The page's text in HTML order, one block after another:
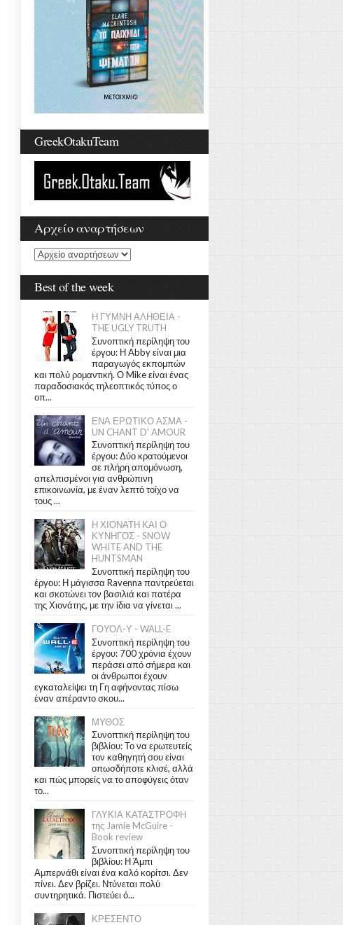
GreekOtakuTeam
Αρχείο αναρτήσεων
Best of the week
Η ΓΥΜΝΗ ΑΛΗΘΕΙΑ -
THE UGLY TRUTH
Συνοπτική περίληψη του
έργου: Η Abby είναι μια
παραγωγός εκπομπών
και πολύ ρομαντική. Ο Mike είναι ένας
παραδοσιακός τηλεοπτικός τύπος ο
οπ...
ΕΝΑ ΕΡΩΤΙΚΟ ΑΣΜΑ -
UN CHANT D' AMOUR
Συνοπτική περίληψη του
έργου: Δύο κρατούμενοι
σε πλήρη απομόνωση,
απελπισμένοι για ανθρώπινη
επικοινωνία, με έναν λεπτό τοίχο να
τους ...
Η ΧΙΟΝΑΤΗ ΚΑΙ Ο
ΚΥΝΗΓΟΣ - SNOW
WHITE AND THE
HUNTSMAN
Συνοπτική περίληψη του
έργου: Η μάγισσα Ravenna παντρεύεται
και σκοτώνει τον βασιλιά και πατέρα
της Χιονάτης, με την ίδια να γίνεται ...
ΓΟΥΟΛ-Υ - WALL-E
Συνοπτική περίληψη του
έργου: 700 χρόνια έχουν
περάσει από σήμερα και
οι άνθρωποι έχουν
εγκαταλείψει τη Γη αφήνοντας πίσω
έναν απέραντο σκου...
ΜΥΘΟΣ
Συνοπτική περίληψη του
βιβλίου: Το να ερωτευτείς
τον καθηγητή σου είναι
οπωσδήποτε κλισέ, αλλά
και πώς μπορείς να το αποφύγεις όταν
το...
ΓΛΥΚΙΑ ΚΑΤΑΣΤΡΟΦΗ
της Jamie McGuire -
Book review
Συνοπτική περίληψη του
βιβλίου: Η Άμπι
Αμπερνάθι είναι ένα καλό κορίτσι. Δεν
πίνει. Δεν βρίζει. Ντύνεται πολύ
συντηρητικά. Πιστεύει ό...
ΚΡΕΣΕΝΤΟ